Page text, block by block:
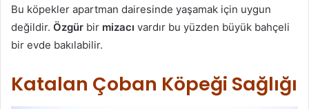
Bu köpekler apartman dairesinde yaşamak için uygun
değildir. Özgür bir mizacı vardır bu yüzden büyük bahçeli
bir evde bakılabilir.
Katalan Çoban Köpeği Sağlığı